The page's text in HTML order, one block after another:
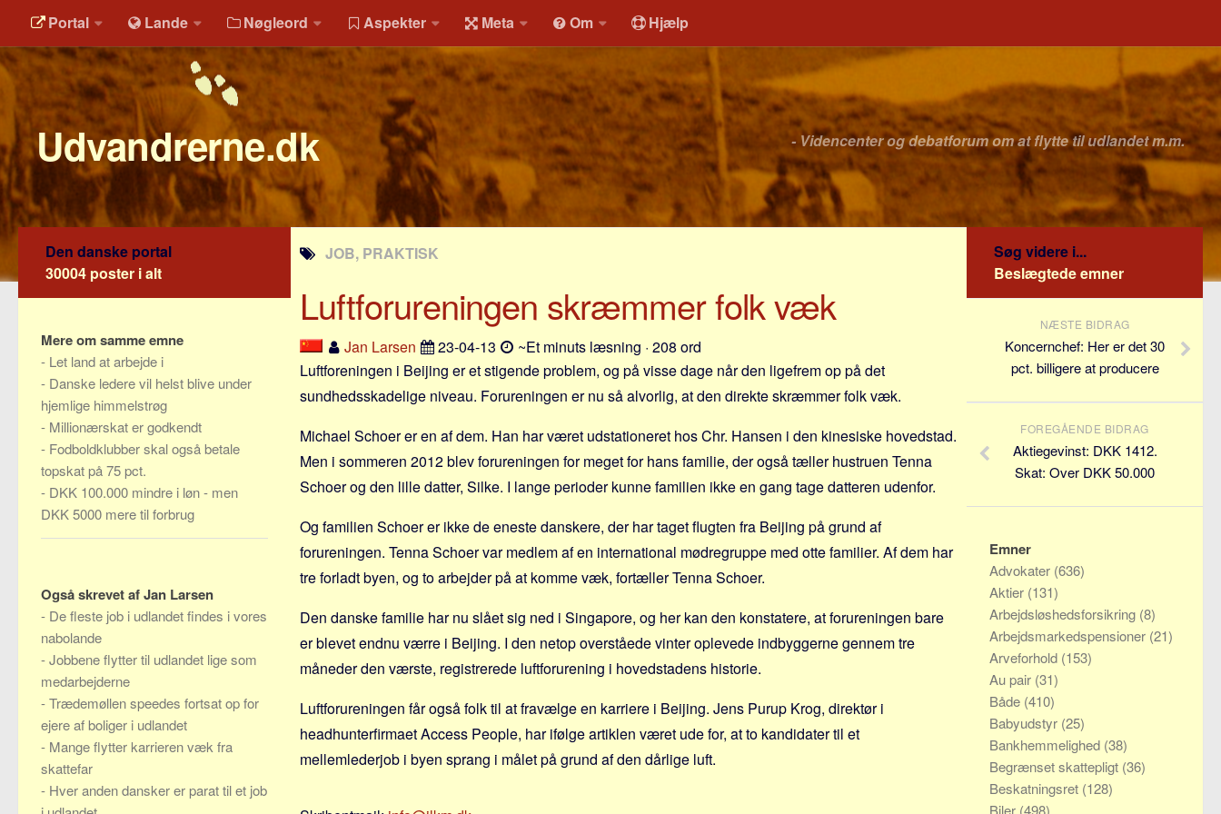
Portal Lande Nøgleord Aspekter Meta Om Hjælp
Udvandrerne.dk - Videncenter og debatforum om at flytte til udlandet m.m.
JOB, PRAKTISK
Luftforureningen skræmmer folk væk
Jan Larsen 23-04-13
~Et minuts læsning · 208 ord
Luftforeningen i Beijing er et stigende problem, og på visse dage når den ligefrem op på det
sundhedsskadelige niveau. Forureningen er nu så alvorlig, at den direkte skræmmer folk væk.
Michael Schoer er en af dem. Han har været udstationeret hos Chr. Hansen i den kinesiske hovedstad.
Men i sommeren 2012 blev forureningen for meget for hans familie, der også tæller hustruen Tenna
Schoer og den lille datter, Silke. I lange perioder kunne familien ikke en gang tage datteren udenfor.
Og familien Schoer er ikke de eneste danskere, der har taget flugten fra Beijing på grund af
forureningen. Tenna Schoer var medlem af en international mødregruppe med otte familier. Af dem har
tre forladt byen, og to arbejder på at komme væk, fortæller Tenna Schoer.
Den danske familie har nu slået sig ned i Singapore, og her kan den konstatere, at forureningen bare
er blevet endnu værre i Beijing. I den netop overståede vinter oplevede indbyggerne gennem tre
måneder den værste, registrerede luftforurening i hovedstadens historie.
Luftforureningen får også folk til at fravælge en karriere i Beijing. Jens Purup Krog, direktør i
headhunterfirmaet Access People, har ifølge artiklen været ude for, at to kandidater til et
mellemlederjob i byen sprang i målet på grund af den dårlige luft.
Den danske portal
30004 poster i alt
Mere om samme emne
- Let land at arbejde i
- Danske ledere vil helst blive under
hjemlige himmelstrøg
- Millionærskat er godkendt
- Fodboldklubber skal også betale
topskat på 75 pct.
- DKK 100.000 mindre i løn - men
DKK 5000 mere til forbrug
Også skrevet af Jan Larsen
- De fleste job i udlandet findes i vores
nabolande
-Jobbene flytter til udlandet lige som
medarbejderne
-Trædemøllen speedes fortsat op for
ejere af boliger i udlandet
- Mange flytter karrieren væk fra
skattefar
- Hver anden dansker er parat til et job
Søg videre i...
Beslægtede emner
NÆSTE BIDRAG
Koncernchef: Her er det 30
pct. billigere at producere
FOREGÅENDE BIDRAG
Aktiegevinst: DKK 1412.
Skat: Over DKK 50.000
Emner
Advokater (636)
Aktier (131)
Arbejdsløshedsforsikring (8)
Arbejdsmarkedspensioner (21)
Arveforhold (153)
Au pair (31)
Både (410)
Babyudstyr (25)
Bankhemmelighed (38)
Begrænset skattepligt (36)
Beskatningsret (128)
Biler (498)